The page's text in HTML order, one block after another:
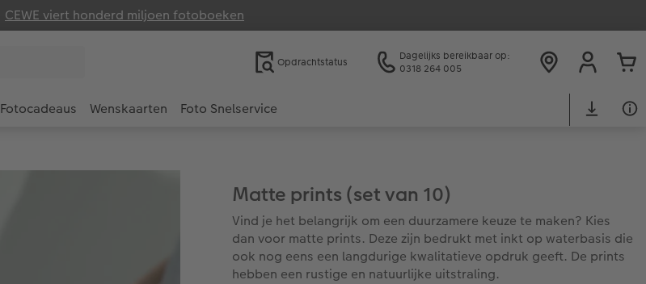
CEWE viert honderd miljoen fotoboeken
Opdrachtstatus
Dagelijks bereikbaar op:
0318 264 005
Fotocadeaus Wenskaarten Foto Snelservice
Matte prints (set van 10)
Vind je het belangrijk om een duurzamere keuze te maken? Kies
dan voor matte prints. Deze zijn bedrukt met inkt op waterbasis die
ook nog eens een langdurige kwalitatieve opdruk geeft. De prints
hebben een rustige en natuurlijke uitstraling.